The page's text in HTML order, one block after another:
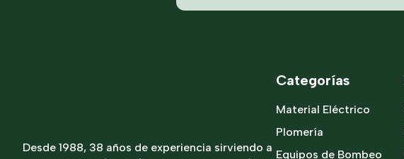
Desde 1988, 38 años de experiencia sirviendo a
Categorías
Material Eléctrico
Plomería
Equipos de Bombeo